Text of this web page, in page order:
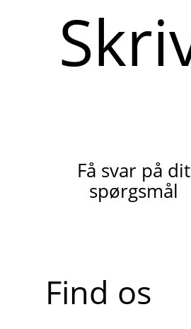
her
Få svar på dit
spørgsmål
Find os